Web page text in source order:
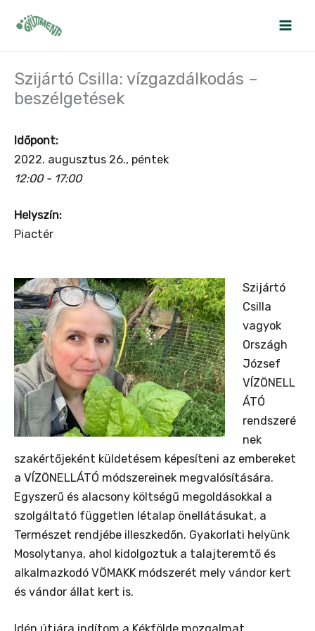
Szijártó Csilla: vízgazdálkodás –
beszélgetések
Időpont:
2022. augusztus 26., péntek
12:00 - 17:00
Helyszín:
Piactér
Szijártó
Csilla
vagyok
Országh
József
VÍZÖNELL
ÁTÓ
rendszeré
nek
szakértőjeként küldetésem képesíteni az embereket
a VÍZÖNELLÁTÓ módszereinek megvalósítására.
Egyszerű és alacsony költségű megoldásokkal a
szolgáltató független létalap önellátásukat, a
Természet rendjébe illeszkedőn. Gyakorlati helyünk
Mosolytanya, ahol kidolgoztuk a talajteremtő és
alkalmazkodó VÖMAKK módszerét mely vándor kert
és vándor állat kert is.